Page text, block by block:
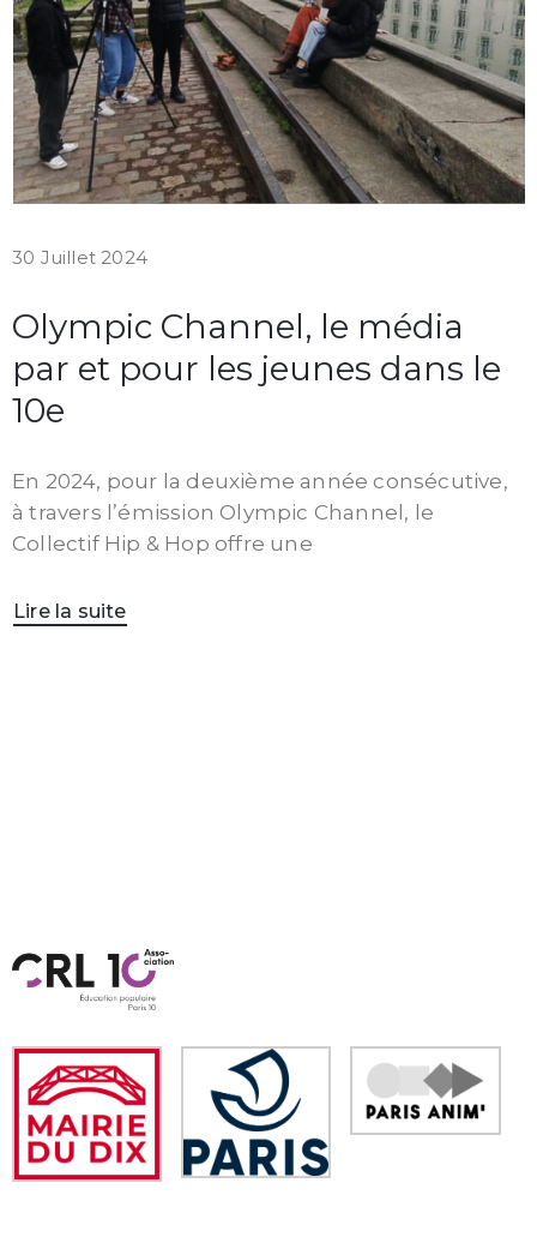
30 Juillet 2024
Olympic Channel, le média
par et pour les jeunes dans le
10e
En 2024, pour la deuxième année consécutive,
à travers l’émission Olympic Channel, le
Collectif Hip & Hop offre une
Lire la suite